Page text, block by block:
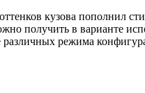
кузова пополнил
получить в варианте
режима